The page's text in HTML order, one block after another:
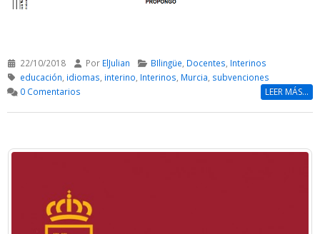
22/10/2018 Por ElJulian BIlingüe Docentes Interinos
educación idiomas interino Interinos Murcia subvenciones
0 Comentarios
LEER MÁS...